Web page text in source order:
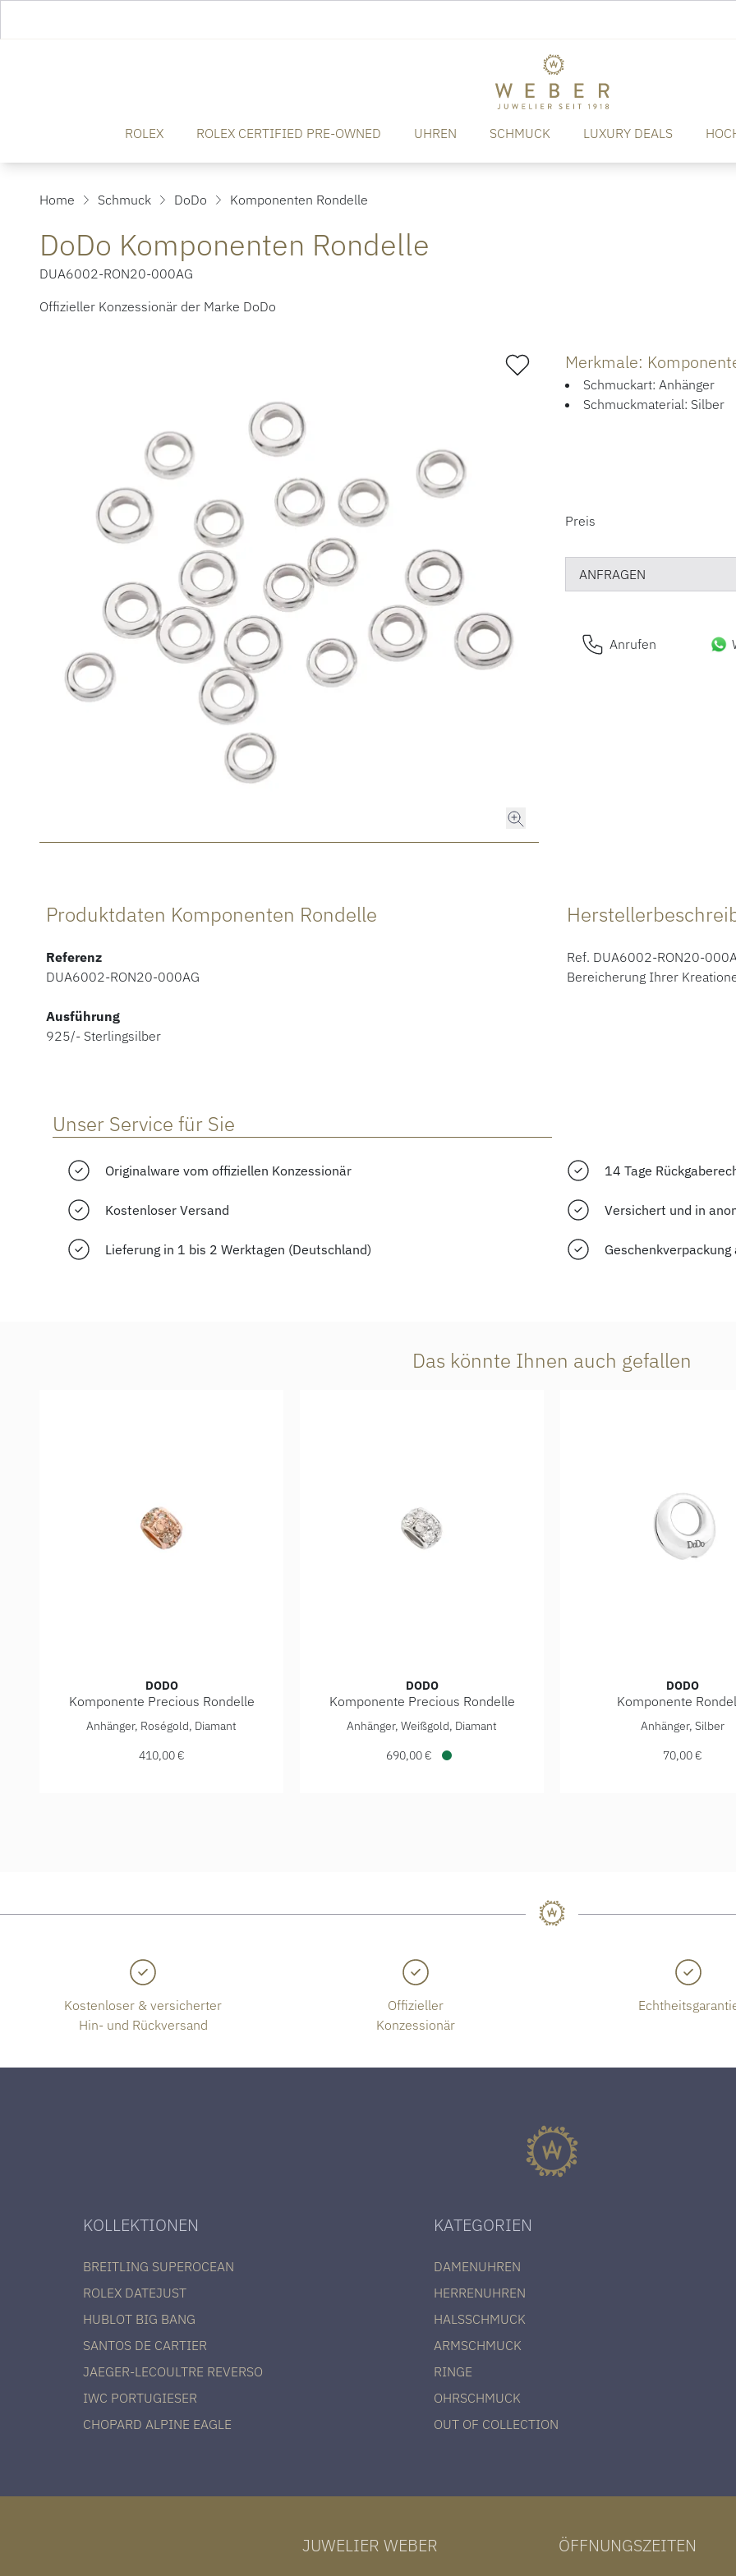
ROLEX ROLEX CERTIFIED PRE-OWNED UHREN SCHMUCK LUXURY DEALS
Home Schmuck DoDo Komponenten Rondelle
DoDo Komponenten Rondelle
DUA6002-RON20-000AG
Offizieller Konzessionär der Marke DoDo
Merkmale:
Schmuckart: Anhänger
Schmuckmaterial: Silber
Preis
ANFRAGEN
Anrufen
Produktdaten Komponenten Rondelle
Referenz
DUA6002-RON20-000AG
Ausführung
925/- Sterlingsilber
Ref. DUA6002-RON20-
Bereicherung Ihrer
Unser Service für Sie
Originalware vom offiziellen Konzessionär 14 Tage
Kostenloser Versand Versichert und in
Lieferung in 1 bis 2 Werktagen (Deutschland) Geschenkverpackung
Das könnte Ihnen auch gefallen
DODO
Komponente Precious Rondelle
DoDo Komponente Precious Rondelle, Ref: DUB6001-RONDE-DBR9R, Preis: 410,00 €
Anhänger, Roségold, Diamant
410,00 €
DODO
Komponente Precious Rondelle
DoDo Komponente Precious Rondelle, Ref: DUB6001-RONDE-DB0OB,
Anhänger, Weißgold, Diamant
690,00 €
DODO
Komponente
DoDo Komponente
Anhänger, Silber
70,00 €
Kostenloser & versicherter
Hin- und Rückversand
Offizieller
Konzessionär
KOLLEKTIONEN
BREITLING SUPEROCEAN
ROLEX DATEJUST
HUBLOT BIG BANG
SANTOS DE CARTIER
JAEGER-LECOULTRE REVERSO
IWC PORTUGIESER
CHOPARD ALPINE EAGLE
KATEGORIEN
DAMENUHREN
HERRENUHREN
HALSSCHMUCK
ARMSCHMUCK
RINGE
OHRSCHMUCK
OUT OF COLLECTION
JUWELIER WEBER ÖFFNUNGSZEITEN